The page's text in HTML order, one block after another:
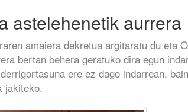
astelehenetik aurrera
amaiera dekretua argitaratu du eta
bertan behera geratuko dira egun
ere ez dago indarrean,
jakiteko.